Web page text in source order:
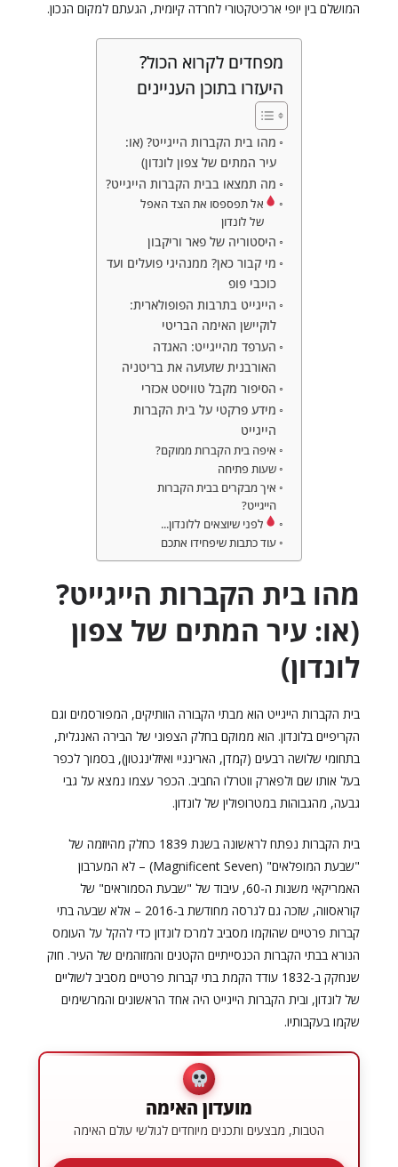
המושלם בין יופי ארכיטקטורי לחרדה קיומית, הגעתם למקום הנכון.
מפחדים לקרוא הכול?
היעזרו בתוכן העניינים
מהו בית הקברות הייגייט? (או:
עיר המתים של צפון לונדון)
מה תמצאו בבית הקברות הייגייט?
אל תפספסו את הצד האפל
של לונדון
היסטוריה של פאר וריקבון
מי קבור כאן? ממנהיגי פועלים ועד
כוכבי פופ
הייגייט בתרבות הפופולארית:
לוקיישן האימה הבריטי
הערפד מהייגייט: האגדה
האורבנית שזעזעה את בריטניה
הסיפור מקבל טוויסט אכזרי
מידע פרקטי על בית הקברות
הייגייט
איפה בית הקברות ממוקם?
שעות פתיחה
איך מבקרים בבית הקברות
הייגייט?
לפני שיוצאים ללונדון...
עוד כתבות שיפחידו אתכם
מהו בית הקברות הייגייט?
(או: עיר המתים של צפון
לונדון)
בית הקברות הייגייט הוא מבתי הקבורה הוותיקים, המפורסמים וגם
הקריפיים בלונדון. הוא ממוקם בחלק הצפוני של הבירה האנגלית,
בתחומי שלושה רבעים (קמדן, הארינגיי ואיזלינגטון), בסמוך לכפר
בעל אותו שם ולפארק ווטרלו החביב. הכפר עצמו נמצא על גבי
גבעה, מהגבוהות במטרופולין של לונדון.
בית הקברות נפתח לראשונה בשנת 1839 כחלק מהיוזמה של
"שבעת המופלאים" (Magnificent Seven) – לא המערבון
האמריקאי משנות ה-60, עיבוד של "שבעת הסמוראים" של
קוראסווה, שזכה גם לגרסה מחודשת ב-2016 – אלא שבעה בתי
קברות פרטיים שהוקמו מסביב למרכז לונדון כדי להקל על העומס
הנורא בבתי הקברות הכנסייתיים הקטנים והמזוהמים של העיר. חוק
שנחקק ב-1832 עודד הקמת בתי קברות פרטיים מסביב לשוליים
של לונדון, ובית הקברות הייגייט היה אחד הראשונים והמרשימים
שקמו בעקבותיו.
מועדון האימה
הטבות, מבצעים ותכנים מיוחדים לגולשי עולם האימה